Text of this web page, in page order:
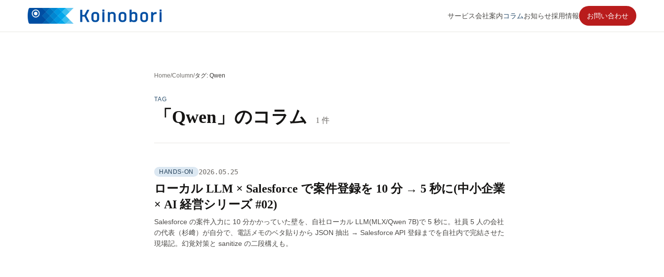
サービス会社案内コラムお知らせ採用情報 お問い合わせ
Home/Column/タグ: Qwen
TAG
「Qwen」のコラム 1 件
HANDS-ON 2026.05.25
ローカル LLM × Salesforce で案件登録を 10 分 → 5 秒に(中小企業
× AI 経営シリーズ #02)
Salesforce の案件入力に 10 分かかっていた壁を、自社ローカル LLM(MLX/Qwen 7B)で 5 秒に。社員 5 人の会社
の代表（杉﨑）が自分で、電話メモのベタ貼りから JSON 抽出 → Salesforce API 登録までを自社内で完結させた
現場記。幻覚対策と sanitize の二段構えも。